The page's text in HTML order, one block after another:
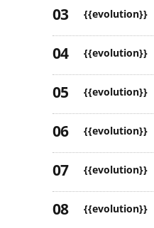
{{evolution}}
{{evolution}}
{{evolution}}
{{evolution}}
{{evolution}}
{{evolution}}